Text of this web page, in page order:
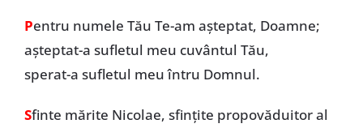
Pentru numele Tău Te-am aşteptat, Doamne;
aşteptat-a sufletul meu cuvântul Tău,
sperat-a sufletul meu întru Domnul.
Sfinte mărite Nicolae, sfinţite propovăduitor al